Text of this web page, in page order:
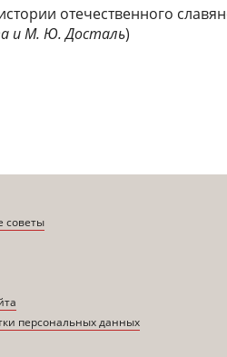
отечественного
и М. Ю. Досталь)
советы
персональных данных